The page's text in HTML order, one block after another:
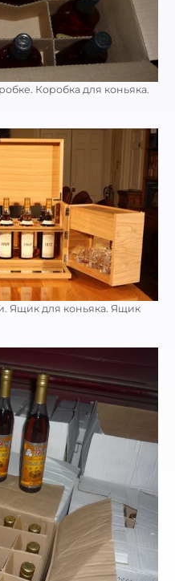
Коробка для коньяка.
Ящик для коньяка. Ящик